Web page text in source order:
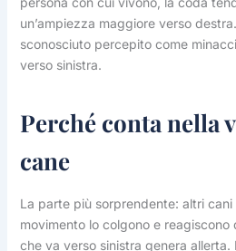
un’ampiezza maggiore verso
sconosciuto percepito come
verso sinistra.
Perché conta nella
cane
La parte più sorprendente: altri
movimento lo colgono e
che va verso sinistra genera